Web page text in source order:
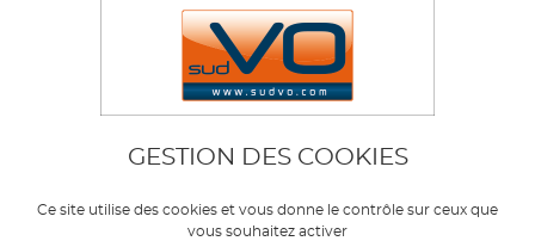
GESTION DES COOKIES
Ce site utilise des cookies et vous donne le contrôle sur ceux que
vous souhaitez activer